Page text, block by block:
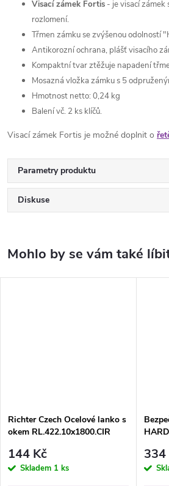
Visací zámek Fortis - je visací
rozlomení.
Třmen zámku se zvýšenou odolností
Antikorozní ochrana, plášť visacího
Kompaktní tvar ztěžuje napadení
Mosazná vložka zámku s 5
Hmotnost netto: 0,24 kg
Balení vč. 2 ks klíčů.
Visací zámek Fortis je možné doplnit o
Parametry produktu
Diskuse
Richter Czech Ocelové lanko s
okem RL.422.10x1800.CIR
144 Kč
Skladem 1 ks
334